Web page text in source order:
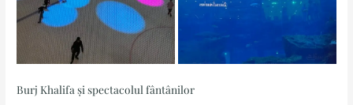
Burj Khalifa și spectacolul fântânilor